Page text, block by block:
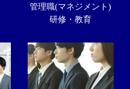
管理職(マネジメント)
研修・教育